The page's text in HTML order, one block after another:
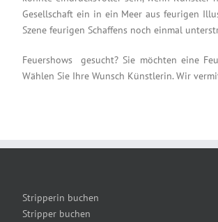
Gesellschaft ein in ein Meer aus feurigen
Szene feurigen Schaffens noch einmal
Feuershows gesucht? Sie möchten eine
Wählen Sie Ihre Wunsch Künstlerin. Wir
Stripperin buchen
Stripper buchen